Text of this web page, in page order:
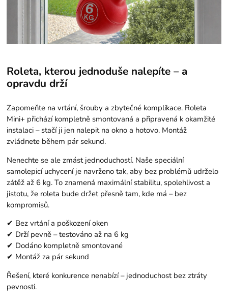
Roleta, kterou jednoduše nalepíte – a
opravdu drží
Zapomeňte na vrtání, šrouby a zbytečné komplikace. Roleta
Mini+ přichází kompletně smontovaná a připravená k okamžité
instalaci – stačí ji jen nalepit na okno a hotovo. Montáž
zvládnete během pár sekund.
Nenechte se ale zmást jednoduchostí. Naše speciální
samolepicí uchycení je navrženo tak, aby bez problémů udrželo
zátěž až 6 kg. To znamená maximální stabilitu, spolehlivost a
jistotu, že roleta bude držet přesně tam, kde má – bez
kompromisů.
✔ Bez vrtání a poškození oken
✔ Drží pevně – testováno až na 6 kg
✔ Dodáno kompletně smontované
✔ Montáž za pár sekund
Řešení, které konkurence nenabízí – jednoduchost bez ztráty
pevnosti.